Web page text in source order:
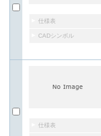
仕様表
CADシンボル
仕様表